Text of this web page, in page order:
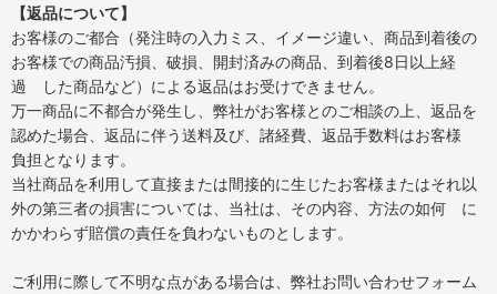
【返品について】
お客様のご都合（発注時の入力ミス、イメージ違い、商品到着後の
お客様での商品汚損、破損、開封済みの商品、到着後8日以上経
過 した商品など）による返品はお受けできません。
万一商品に不都合が発生し、弊社がお客様とのご相談の上、返品を
認めた場合、返品に伴う送料及び、諸経費、返品手数料はお客様
負担となります。
当社商品を利用して直接または間接的に生じたお客様またはそれ以
外の第三者の損害については、当社は、その内容、方法の如何 に
かかわらず賠償の責任を負わないものとします。
ご利用に際して不明な点がある場合は、弊社お問い合わせフォーム